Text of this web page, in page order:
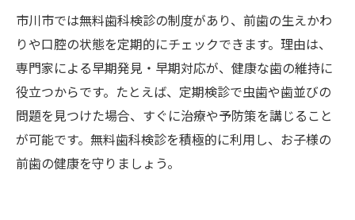
前歯生えかわり時期に必要な食事と生活習
慣
市川市では無料歯科検診の制度があり、前歯の生えかわ
りや口腔の状態を定期的にチェックできます。理由は、
専門家による早期発見・早期対応が、健康な歯の維持に
役立つからです。たとえば、定期検診で虫歯や歯並びの
問題を見つけた場合、すぐに治療や予防策を講じること
が可能です。無料歯科検診を積極的に利用し、お子様の
前歯の健康を守りましょう。